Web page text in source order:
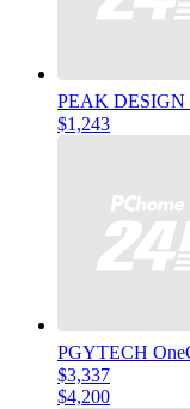
PEAK
$1,243
PGYTECH
$3,337
$4,200